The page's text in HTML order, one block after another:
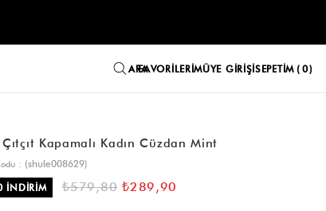
FAVORILERIMÜYE GIRIŞISEPETIM 0
Kapamalı Kadın Cüzdan Mint
(shule008629)
İNDIRIM ₺579,80 ₺289,90